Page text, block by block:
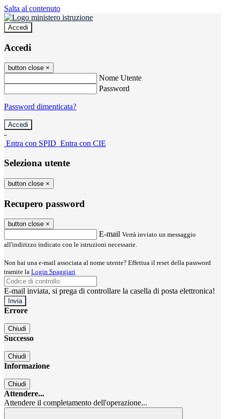
Salta al contenuto
Accedi
Accedi
button close ×
Nome Utente
Password
Password dimenticata?
-
Entra con SPID Entra con CIE
Seleziona utente
button close ×
Recupero password
button close ×
E-mail Verrà inviato un messaggio
all'indirizzo indicato con le istruzioni necessarie.
Non hai una e-mail associata al nome utente? Effettua il reset della password
tramite la Login Spaggiari
E-mail inviata, si prega di controllare la casella di posta elettronica!
Errore
Chiudi
Successo
Chiudi
Informazione
Chiudi
Attendere...
Attendere il completamento dell'operazione...